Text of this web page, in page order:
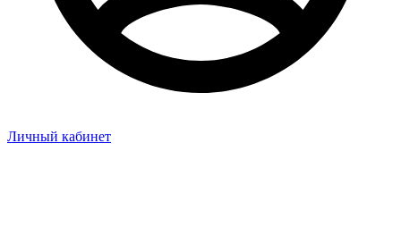
Личный кабинет